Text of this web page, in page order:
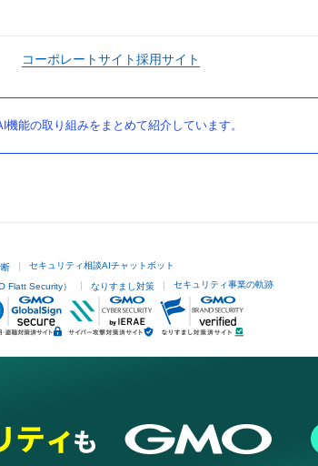
コーポレートサイト採用サイト
能の取り組みをまとめて紹介しています。
セキュリティ相談AIチャットボット
Flatt Security） なりすまし対策 セキュリティ事業の軌跡